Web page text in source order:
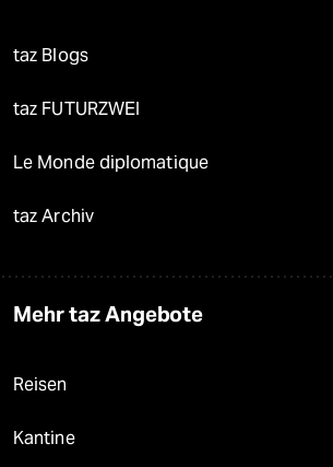
taz Blogs
taz FUTURZWEI
Le Monde diplomatique
taz Archiv
Mehr taz Angebote
Reisen
Kantine